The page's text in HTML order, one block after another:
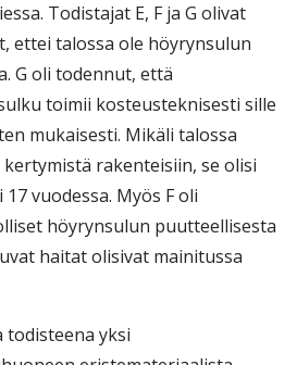
Todistajat E, F ja G olivat
ettei talossa ole höyrynsulun
G oli todennut, että
toimii kosteusteknisesti sille
mukaisesti. Mikäli talossa
rakenteisiin, se olisi
vuodessa. Myös F oli
höyrynsulun puutteellisesta
haitat olisivat mainitussa
todisteena yksi